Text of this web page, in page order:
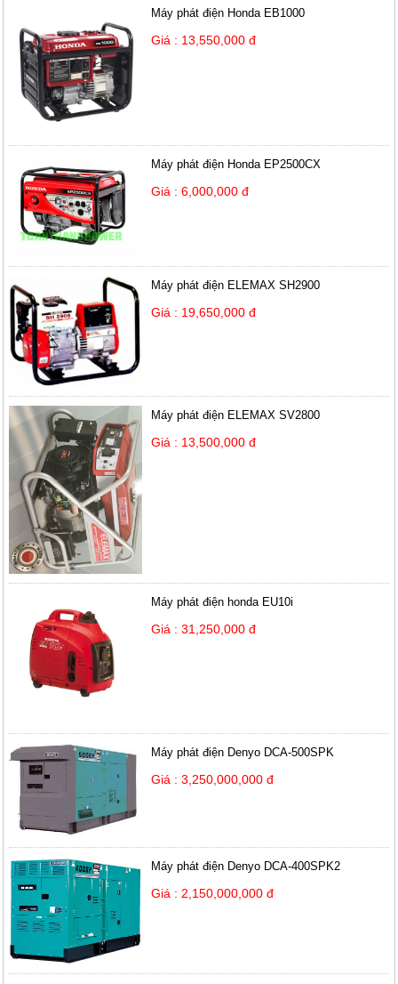
Máy phát điện Honda EB1000
Giá : 13,550,000 đ
Máy phát điện Honda EP2500CX
Giá : 6,000,000 đ
Máy phát điện ELEMAX SH2900
Giá : 19,650,000 đ
Máy phát điện ELEMAX SV2800
Giá : 13,500,000 đ
Máy phát điện honda EU10i
Giá : 31,250,000 đ
Máy phát điện Denyo DCA-500SPK
Giá : 3,250,000,000 đ
Máy phát điện Denyo DCA-400SPK2
Giá : 2,150,000,000 đ